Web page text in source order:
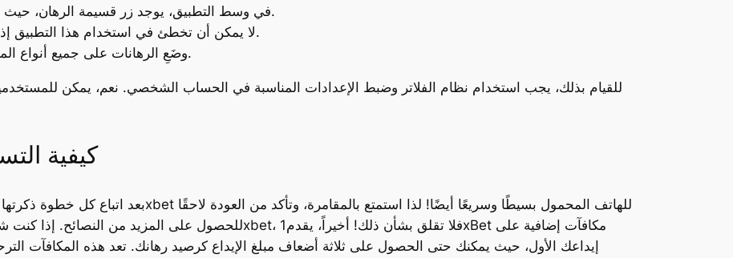
في وسط التطبيق، يوجد زر قسيمة الرهان، حيث يمكنك الرجوع إلى قسيمة الرهان الحالية.
لا يمكن أن تخطئ في استخدام هذا التطبيق إذا كنت هنا للمراهنة على الألعاب الرياضية.
قم بتحميل1xBet APK وضَعِ الرهانات على جميع أنواع المسابقات الرياضية.
للقيام بذلك، يجب استخدام نظام الفلاتر وضبط الإعدادات المناسبة في الحساب الشخصي. نعم، يمكن
كيفية
إيداعك الأول، حيث يمكنك حتى الحصول على ثلاثة أضعاف مبلغ الإيداع كرصيد رهانك. تعد هذه المكافآت